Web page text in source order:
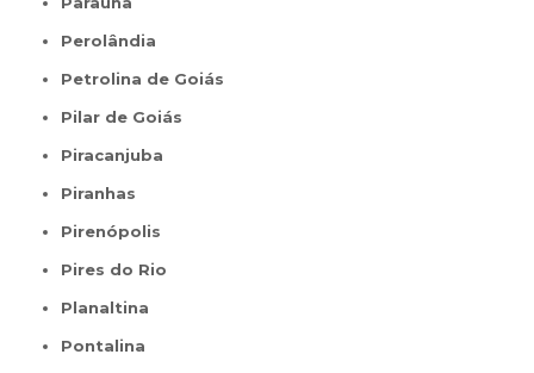
Perolândia
Petrolina de Goiás
Pilar de Goiás
Piracanjuba
Piranhas
Pirenópolis
Pires do Rio
Planaltina
Pontalina